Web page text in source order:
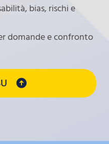
bias, rischi e
domande e confronto